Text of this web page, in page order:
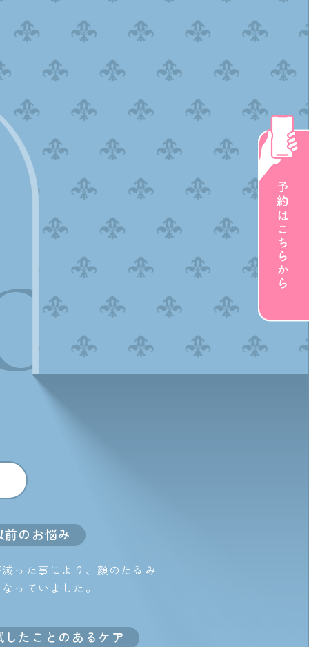
前のお悩み
った事により、顔のたるみ
っていました。
したことのあるケア